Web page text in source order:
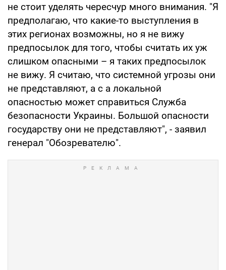
не стоит уделять чересчур много внимания. "Я
предполагаю, что какие-то выступления в
этих регионах возможны, но я не вижу
предпосылок для того, чтобы считать их уж
слишком опасными – я таких предпосылок
не вижу. Я считаю, что системной угрозы они
не представляют, а с а локальной
опасностью может справиться Служба
безопасности Украины. Большой опасности
государству они не представляют", - заявил
генерал "Обозревателю".